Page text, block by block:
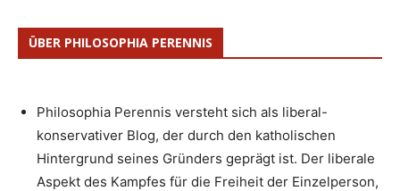
ÜBER PHILOSOPHIA PERENNIS
Philosophia Perennis versteht sich als liberal-
konservativer Blog, der durch den katholischen
Hintergrund seines Gründers geprägt ist. Der liberale
Aspekt des Kampfes für die Freiheit der Einzelperson,